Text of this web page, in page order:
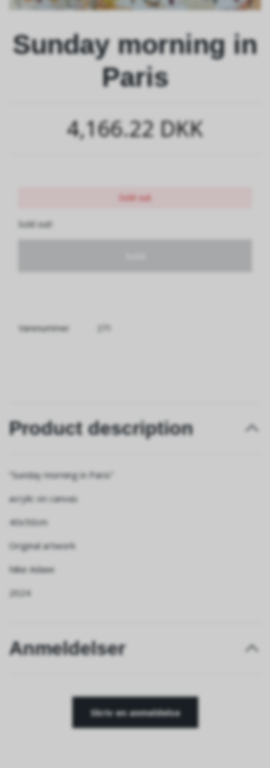
Sunday morning in
Paris
4,166.22 DKK
Sold out
Sold out!
Varenummer
Product description
”Sunday morning in Paris”
acrylic on canvas
40x50cm
Original artwork
Nike Adawi
2024
Anmeldelser
Skriv en anmeldelse